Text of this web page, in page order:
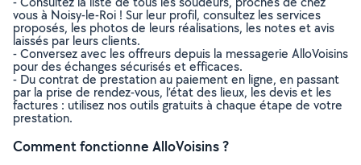
vous à Noisy-le-Roi ! Sur leur profil, consultez les services
proposés, les photos de leurs réalisations, les notes et avis
laissés par leurs clients.
- Conversez avec les offreurs depuis la messagerie AlloVoisins
pour des échanges sécurisés et efficaces.
- Du contrat de prestation au paiement en ligne, en passant
par la prise de rendez-vous, l’état des lieux, les devis et les
factures : utilisez nos outils gratuits à chaque étape de votre
prestation.
Comment fonctionne AlloVoisins ?